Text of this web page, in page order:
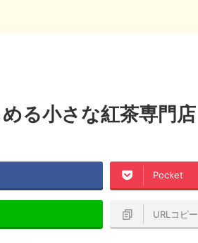
る小さな紅茶専門店
Pocket
URLコピー